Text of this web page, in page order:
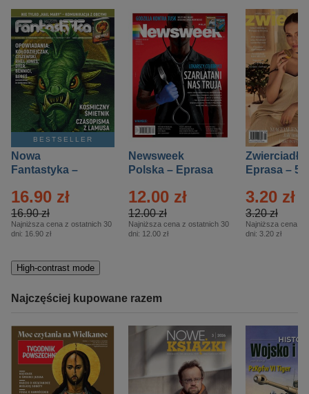
BESTSELLER
Nowa
Fantastyka –
16.90 zł
16.90 zł
Najniższa cena z ostatnich 30
dni: 16.90 zł
Newsweek
Polska – Eprasa
12.00 zł
12.00 zł
Najniższa cena z ostatnich 30
dni: 12.00 zł
Zwierciadło
Eprasa – 5/
3.20 zł
3.20 zł
Najniższa cena z
dni: 3.20 zł
High-contrast mode
Najczęściej kupowane razem